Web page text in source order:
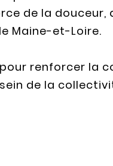
de la douceur,
Maine-et-Loire.
renforcer la
de la